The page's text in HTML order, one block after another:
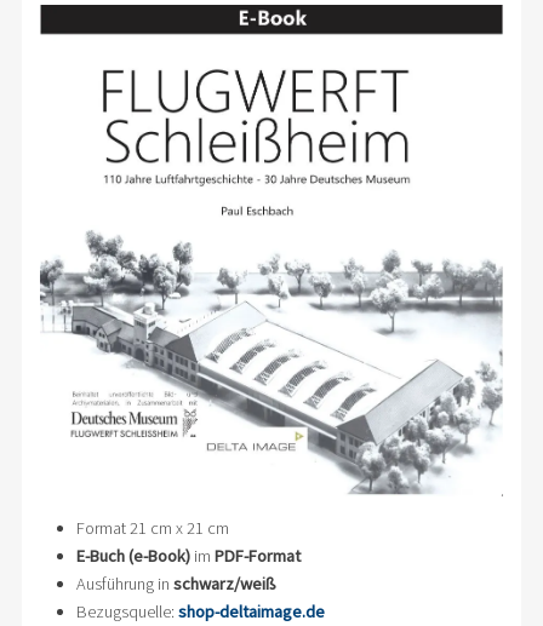
Format 21 cm x 21 cm
E-Buch (e-Book) im PDF-Format
Ausführung in schwarz/weiß
Bezugsquelle: shop-deltaimage.de